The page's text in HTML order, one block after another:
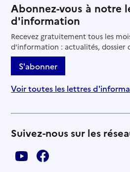
Abonnez-vous à notre
d'information
Recevez gratuitement tous les
d'information : actualités, dossier
S'abonner
Voir toutes les lettres
Suivez-nous sur les